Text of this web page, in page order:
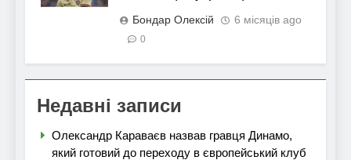
Бондар Олексій 6 місяців ago
0
Недавні записи
Олександр Караваєв назвав гравця Динамо,
який готовий до переходу в європейський клуб